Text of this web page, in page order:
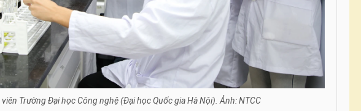
viên Trường Đại học Công nghệ (Đại học Quốc gia Hà Nội). Ảnh: NTCC